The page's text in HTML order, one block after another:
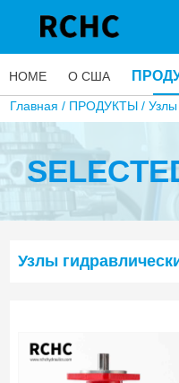
HOME О США
Главная / ПРОДУКТЫ /Узлы
Узлы